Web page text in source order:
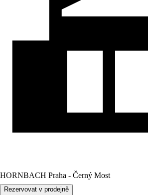
HORNBACH Praha - Černý Most
Rezervovat v prodejně